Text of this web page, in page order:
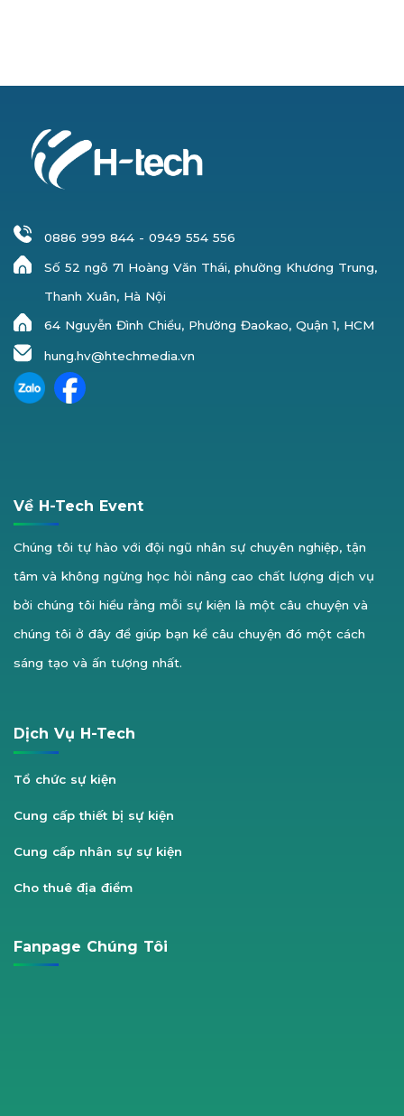
0886 999 844- 0949 554 556
Số 52 ngõ 71 Hoàng Văn Thái, phường Khương Trung,
Thanh Xuân, Hà Nội
64 Nguyễn Đình Chiểu, Phường Đaokao, Quận 1, HCM
hung.hv@htechmedia.vn
Về H-Tech Event
Chúng tôi tự hào với đội ngũ nhân sự chuyên nghiệp, tận
tâm và không ngừng học hỏi nâng cao chất lượng dịch vụ
bởi chúng tôi hiểu rằng mỗi sự kiện là một câu chuyện và
chúng tôi ở đây để giúp bạn kể câu chuyện đó một cách
sáng tạo và ấn tượng nhất.
Dịch Vụ H-Tech
Tổ chức sự kiện
Cung cấp thiết bị sự kiện
Cung cấp nhân sự sự kiện
Cho thuê địa điểm
Fanpage Chúng Tôi